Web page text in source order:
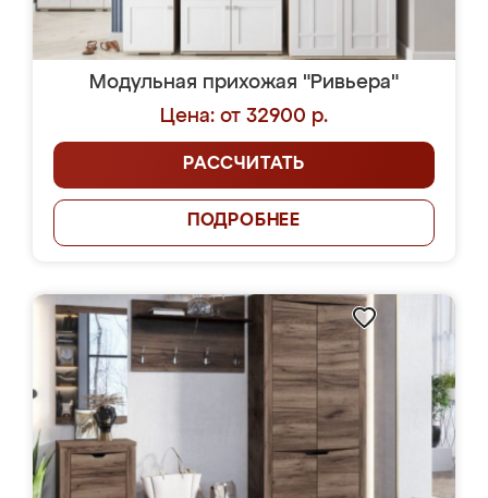
Модульная прихожая "Ривьера"
Цена: от 32900 р.
РАССЧИТАТЬ
ПОДРОБНЕЕ